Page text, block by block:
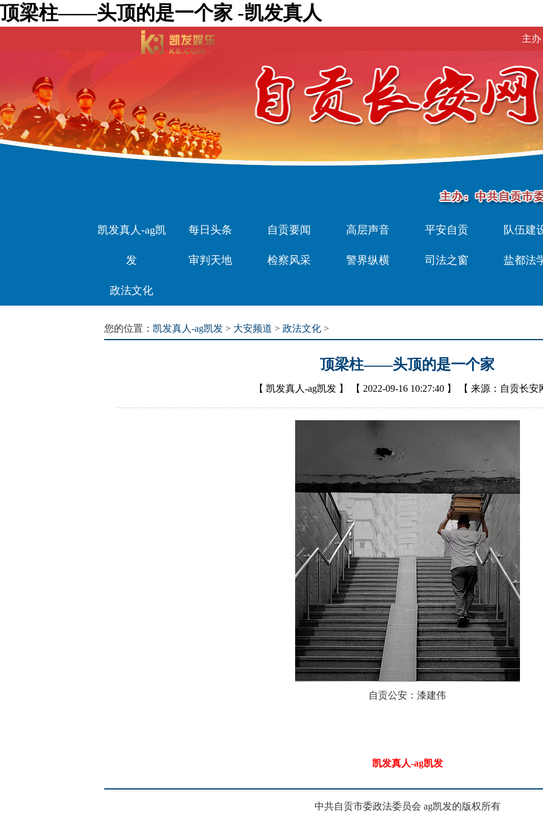
顶梁柱——头顶的是一个家 -凯发真人
主
凯发真人-ag凯
发
每日头条 自贡要闻 高层声音 平安自贡 队伍建
审判天地 检察风采 警界纵横 司法之窗 盐都法
政法文化
您的位置： 凯发真人-ag凯发 > 大安频道 > 政法文化 >
顶梁柱——头顶的是一个家
【 凯发真人-ag凯发 】 【 2022-09-16 10:27:40 】 【 来源：自贡长安
自贡公安：漆建伟
凯发真人-ag凯发
中共自贡市委政法委员会 ag凯发的版权所有